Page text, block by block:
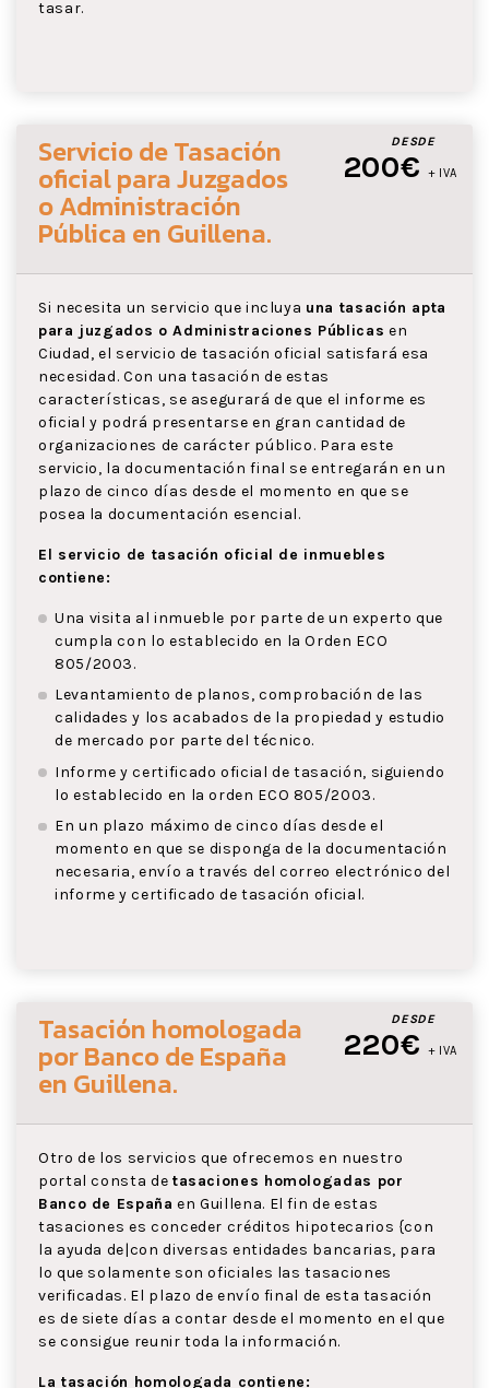
tasar.
DESDE
200€ + IVA
Servicio de Tasación
oficial para Juzgados
o Administración
Pública en Guillena.
Si necesita un servicio que incluya una tasación apta
para juzgados o Administraciones Públicas en
Ciudad, el servicio de tasación oficial satisfará esa
necesidad. Con una tasación de estas
características, se asegurará de que el informe es
oficial y podrá presentarse en gran cantidad de
organizaciones de carácter público. Para este
servicio, la documentación final se entregarán en un
plazo de cinco días desde el momento en que se
posea la documentación esencial.
El servicio de tasación oficial de inmuebles
contiene:
Una visita al inmueble por parte de un experto que
cumpla con lo establecido en la Orden ECO
805/2003.
Levantamiento de planos, comprobación de las
calidades y los acabados de la propiedad y estudio
de mercado por parte del técnico.
Informe y certificado oficial de tasación, siguiendo
lo establecido en la orden ECO 805/2003.
En un plazo máximo de cinco días desde el
momento en que se disponga de la documentación
necesaria, envío a través del correo electrónico del
informe y certificado de tasación oficial.
DESDE
220€ + IVA
Tasación homologada
por Banco de España
en Guillena.
Otro de los servicios que ofrecemos en nuestro
portal consta de tasaciones homologadas por
Banco de España en Guillena. El fin de estas
tasaciones es conceder créditos hipotecarios {con
la ayuda de|con diversas entidades bancarias, para
lo que solamente son oficiales las tasaciones
verificadas. El plazo de envío final de esta tasación
es de siete días a contar desde el momento en el que
se consigue reunir toda la información.
La tasación homologada contiene: